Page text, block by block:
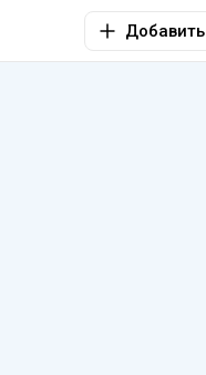
Добавить